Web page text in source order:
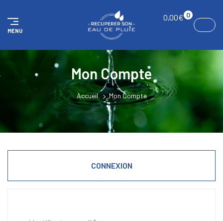
MENU
0,00€ 0
Mon Compte
Accueil Mon Compte
CONNEXION